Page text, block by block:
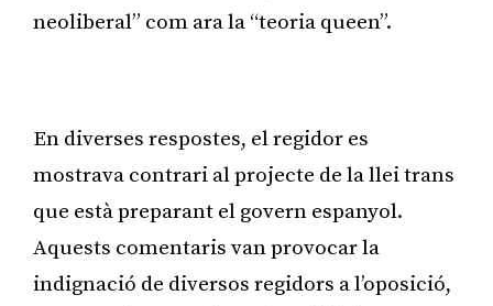
neoliberal” com ara la “teoria queen”.
En diverses respostes, el regidor es
mostrava contrari al projecte de la llei trans
que està preparant el govern espanyol.
Aquests comentaris van provocar la
indignació de diversos regidors a l’oposició,